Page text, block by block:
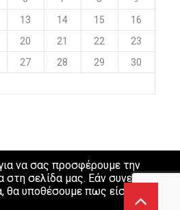
13 14 15
16
20 21 22
23
27 28 29
30
να σας προσφέρουμε την
στη σελίδα μας. Εάν συνεχίσετε να
θα υποθέσουμε πως είστε